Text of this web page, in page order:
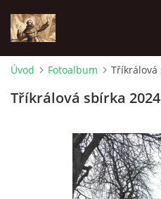
SAMOFINANCOVÁNÍ
Úvod Fotoalbum Tříkrálová
Tříkrálová sbírka 2024